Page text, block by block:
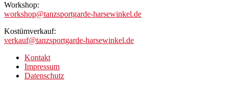
Workshop:
workshop@tanzsportgarde-harsewinkel.de
Kostümverkauf:
verkauf@tanzsportgarde-harsewinkel.de
Kontakt
Impressum
Datenschutz